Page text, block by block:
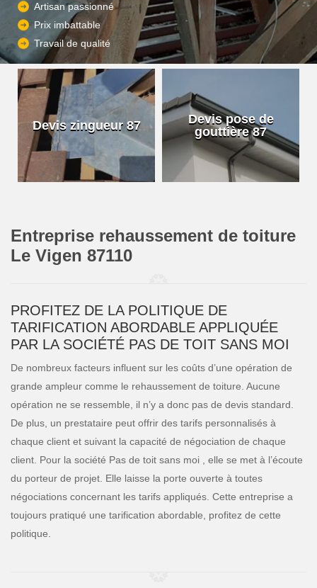
Artisan passionné
Prix imbattable
Travail de qualité
Devis zingueur 87
Devis pose de
gouttière 87
Entreprise rehaussement de toiture
Le Vigen 87110
PROFITEZ DE LA POLITIQUE DE
TARIFICATION ABORDABLE APPLIQUÉE
PAR LA SOCIÉTÉ PAS DE TOIT SANS MOI
De nombreux facteurs influent sur les coûts d’une opération de
grande ampleur comme le rehaussement de toiture. Aucune
opération ne se ressemble, il n’y a donc pas de devis standard.
De plus, un prestataire peut offrir des tarifs personnalisés à
chaque client et suivant la capacité de négociation de chaque
client. Pour la société Pas de toit sans moi , elle se met à l’écoute
du porteur de projet. Elle laisse la porte ouverte à toutes
négociations concernant les tarifs appliqués. Cette entreprise a
toujours pratiqué une tarification abordable, profitez de cette
politique.